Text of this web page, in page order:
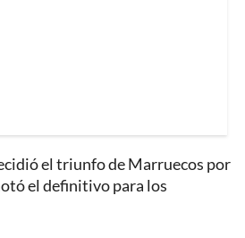
el triunfo de Marruecos por
el definitivo para los